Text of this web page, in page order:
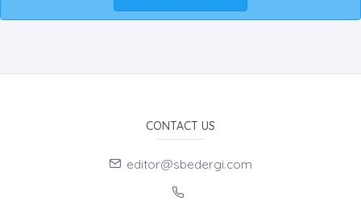
CONTACT US
editor@sbedergi.com